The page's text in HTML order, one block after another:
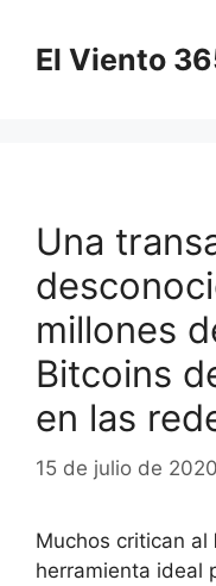
contenido
El Viento
Una
millones
Bitcoins
en las
15 de julio de 2020
Muchos critican al
herramienta ideal